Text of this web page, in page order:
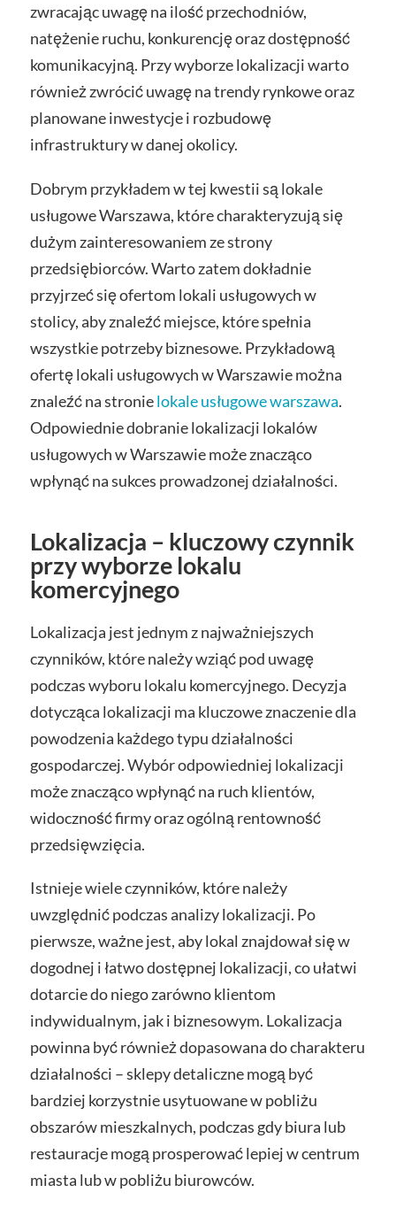
zwracając uwagę na ilość przechodniów,
natężenie ruchu, konkurencję oraz dostępność
komunikacyjną. Przy wyborze lokalizacji warto
również zwrócić uwagę na trendy rynkowe oraz
planowane inwestycje i rozbudowę
infrastruktury w danej okolicy.
Dobrym przykładem w tej kwestii są lokale
usługowe Warszawa, które charakteryzują się
dużym zainteresowaniem ze strony
przedsiębiorców. Warto zatem dokładnie
przyjrzeć się ofertom lokali usługowych w
stolicy, aby znaleźć miejsce, które spełnia
wszystkie potrzeby biznesowe. Przykładową
ofertę lokali usługowych w Warszawie można
znaleźć na stronielokale usługowe warszawa.
Odpowiednie dobranie lokalizacji lokalów
usługowych w Warszawie może znacząco
wpłynąć na sukces prowadzonej działalności.
Lokalizacja – kluczowy czynnik
przy wyborze lokalu
komercyjnego
Lokalizacja jest jednym z najważniejszych
czynników, które należy wziąć pod uwagę
podczas wyboru lokalu komercyjnego. Decyzja
dotycząca lokalizacji ma kluczowe znaczenie dla
powodzenia każdego typu działalności
gospodarczej. Wybór odpowiedniej lokalizacji
może znacząco wpłynąć na ruch klientów,
widoczność firmy oraz ogólną rentowność
przedsięwzięcia.
Istnieje wiele czynników, które należy
uwzględnić podczas analizy lokalizacji. Po
pierwsze, ważne jest, aby lokal znajdował się w
dogodnej i łatwo dostępnej lokalizacji, co ułatwi
dotarcie do niego zarówno klientom
indywidualnym, jak i biznesowym. Lokalizacja
powinna być również dopasowana do charakteru
działalności – sklepy detaliczne mogą być
bardziej korzystnie usytuowane w pobliżu
obszarów mieszkalnych, podczas gdy biura lub
restauracje mogą prosperować lepiej w centrum
miasta lub w pobliżu biurowców.